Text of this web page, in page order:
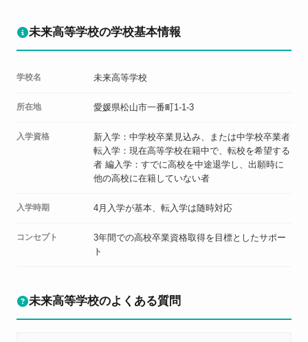
未来高等学校の学校基本情報
学校名 未来高等学校
所在地 愛媛県松山市一番町1-1-3
入学資格
新入学：中学校卒業見込み、または中学校卒業者
転入学：現在高等学校在籍中で、転校を希望する
者 編入学：すでに高校を中途退学し、出願時に
他の高校に在籍していない者
入学時期 4月入学が基本、転入学は随時対応
コンセプト
3年間での高校卒業資格取得を目標としたサポー
ト
未来高等学校のよくある質問